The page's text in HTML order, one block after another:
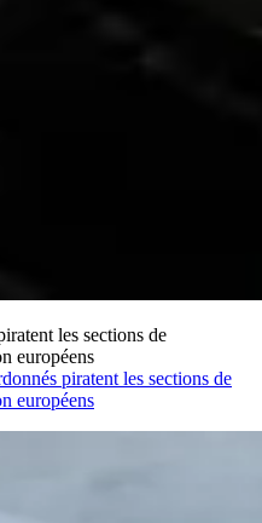
les sections de
européens
piratent les sections de
européens